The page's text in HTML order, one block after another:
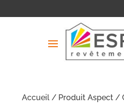
Accueil/ Produit Aspect /